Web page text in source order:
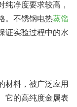
纯净度要求较高，
。不锈钢电热蒸馏
证实验过程中的水
材料，被广泛应用
它的高纯度金属表